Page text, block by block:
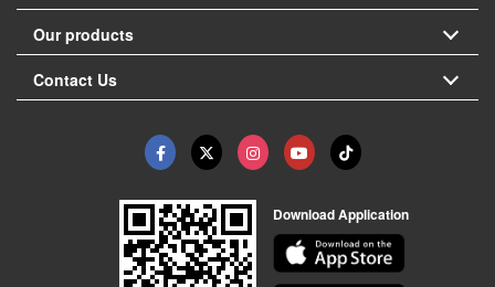
Our products
Contact Us
Download Application